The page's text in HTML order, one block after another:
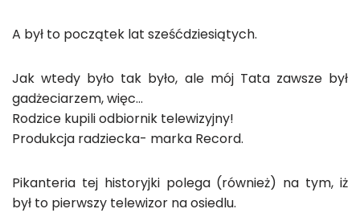
A był to początek lat sześćdziesiątych.
Jak wtedy było tak było, ale mój Tata zawsze był
gadżeciarzem, więc…
Rodzice kupili odbiornik telewizyjny!
Produkcja radziecka- marka Record.
Pikanteria tej historyjki polega (również) na tym, iż
był to pierwszy telewizor na osiedlu.